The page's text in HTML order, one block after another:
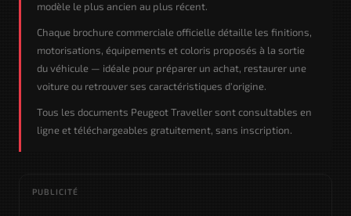
modèle le plus ancien au plus récent.
Chaque brochure commerciale officielle détaille les finitions,
motorisations, équipements et coloris proposés à la sortie
du véhicule — idéale pour préparer un achat, restaurer une
voiture ou retrouver ses caractéristiques d'origine.
Tous les documents Peugeot Traveller sont consultables en
ligne et téléchargeables gratuitement, sans inscription.
PUBLICITÉ